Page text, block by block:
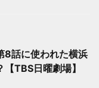
8話に使われた横浜
TBS日曜劇場】